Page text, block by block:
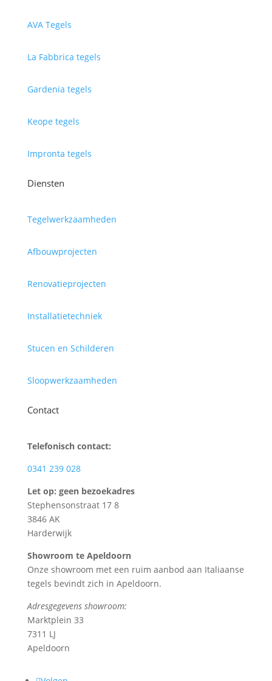
AVA Tegels
La Fabbrica tegels
Gardenia tegels
Keope tegels
Impronta tegels
Diensten
Tegelwerkzaamheden
Afbouwprojecten
Renovatieprojecten
Installatietechniek
Stucen en Schilderen
Sloopwerkzaamheden
Contact
Telefonisch contact:
0341 239 028
Let op: geen bezoekadres
Stephensonstraat 17 8
3846 AK
Harderwijk
Showroom te Apeldoorn
Onze showroom met een ruim aanbod aan Italiaanse
tegels bevindt zich in Apeldoorn.
Adresgegevens showroom:
Marktplein 33
7311 LJ
Apeldoorn